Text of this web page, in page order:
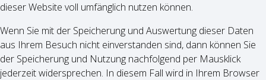
dieser Website voll umfänglich nutzen können.
Wenn Sie mit der Spei­che­rung und Aus­wer­tung die­ser Daten
aus Ihrem Besuch nicht ein­ver­stan­den sind, dann kön­nen Sie
der Spei­che­rung und Nut­zung nachfolgend per Maus­klick
jederzeit wider­spre­chen. In diesem Fall wird in Ihrem Browser